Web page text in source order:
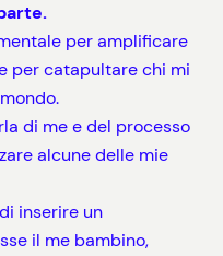
per amplificare
per catapultare chi mi
di me e del processo
alcune delle mie
inserire un
il me bambino,